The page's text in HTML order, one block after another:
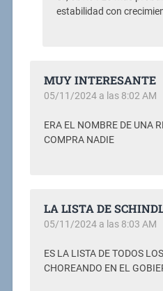
estabilidad con
MUY INTERESANTE
05/11/2024 a las 8:02 AM
ERA EL NOMBRE DE UNA
COMPRA NADIE
LA LISTA DE
05/11/2024 a las 8:03 AM
ES LA LISTA DE TODOS
CHOREANDO EN EL